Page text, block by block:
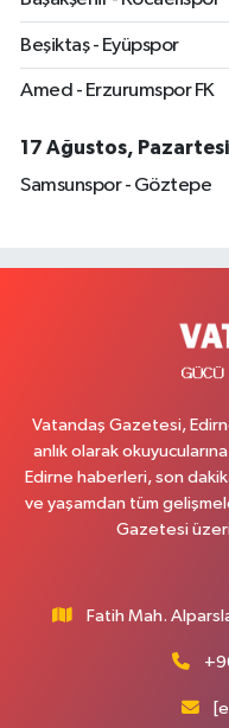
Beşiktaş - Eyüpspor
Amed - Erzurumspor FK
17 Ağustos, Pazartesi
Samsunspor - Göztepe
Vatandaş Gazetesi,
anlık olarak
Edirne haberleri, son
ve yaşamdan tüm
Gazetesi
Fatih Mah.